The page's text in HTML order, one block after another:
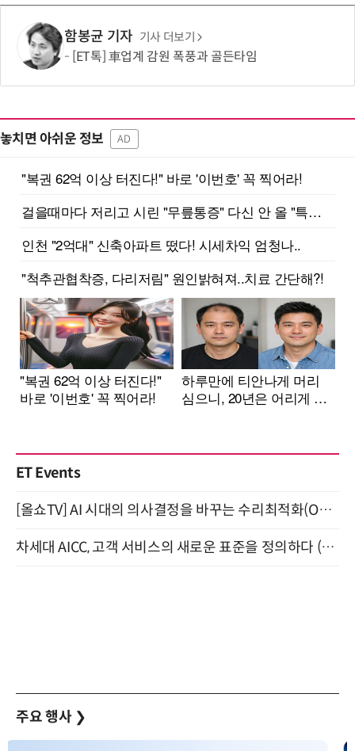
함봉균 기자 기사 더보기
[ET톡] 車업계 감원 폭풍과 골든타임
놓치면 아쉬운 정보 AD
ET Events
[올쇼TV] AI 시대의 의사결정을 바꾸는 수리최적화(Optimization) 소개 (8/20 생방송)
차세대 AICC, 고객 서비스의 새로운 표준을 정의하다 (9/9)
주요 행사 ❯